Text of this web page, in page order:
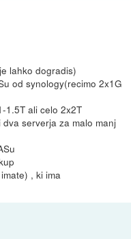
lahko dogradis)
od synology(recimo 2x1G
1.5T ali celo 2x2T
serverja za malo manj
, ki ima